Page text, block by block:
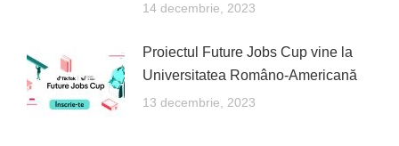
14 decembrie, 2023
Proiectul Future Jobs Cup vine la
Universitatea Româno-Americană
13 decembrie, 2023